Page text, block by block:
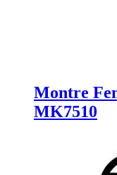
Montre
MK7510